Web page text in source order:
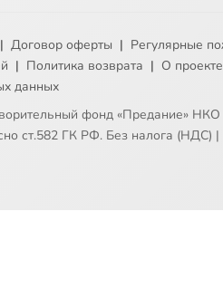
| Договор оферты | Регулярные
| Политика возврата | О проекте
данных
фонд «Предание»
ст.582 ГК РФ. Без налога (НДС) |